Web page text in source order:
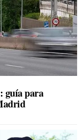
guía para